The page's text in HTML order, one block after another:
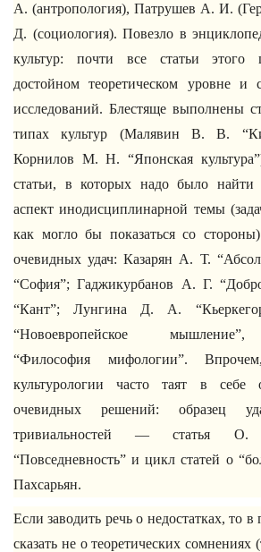
А. (антропология), Патрушев А. И.
Д. (социология). Повезло в
культур: почти все статьи этого
достойном теоретическом уровне
исследований. Блестяще выполнены
типах культур (Малявин В. В.
Корнилов М. Н. “Японская
статьи, в которых надо было найти
аспект инодисциплинарной темы
как могло бы показаться со
очевидных удач: Казарян А. Т.
“София”; Гаджикурбанов А. Г.
“Кант”; Лунгина Д. А.
“Новоевропейское
“Философия мифологии”.
культурологии часто таят в себе
очевидных решений: образец
тривиальностей — статья
“Повседневность” и цикл статей о
Пахсарьян.
Если заводить речь о недостатках, то
сказать не о теоретических